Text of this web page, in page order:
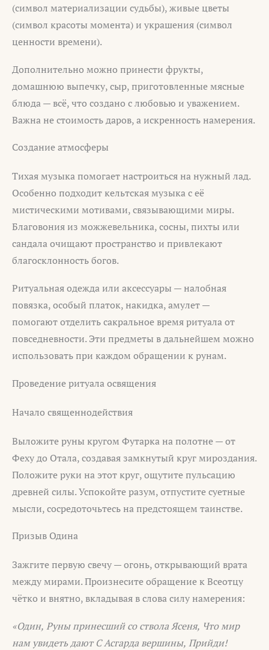
(символ материализации судьбы), живые цветы
(символ красоты момента) и украшения (символ
ценности времени).
Дополнительно можно принести фрукты,
домашнюю выпечку, сыр, приготовленные мясные
блюда — всё, что создано с любовью и уважением.
Важна не стоимость даров, а искренность намерения.
Создание атмосферы
Тихая музыка помогает настроиться на нужный лад.
Особенно подходит кельтская музыка с её
мистическими мотивами, связывающими миры.
Благовония из можжевельника, сосны, пихты или
сандала очищают пространство и привлекают
благосклонность богов.
Ритуальная одежда или аксессуары — налобная
повязка, особый платок, накидка, амулет —
помогают отделить сакральное время ритуала от
повседневности. Эти предметы в дальнейшем можно
использовать при каждом обращении к рунам.
Проведение ритуала освящения
Начало священнодействия
Выложите руны кругом Футарка на полотне — от
Феху до Отала, создавая замкнутый круг мироздания.
Положите руки на этот круг, ощутите пульсацию
древней силы. Успокойте разум, отпустите суетные
мысли, сосредоточьтесь на предстоящем таинстве.
Призыв Одина
Зажгите первую свечу — огонь, открывающий врата
между мирами. Произнесите обращение к Всеотцу
чётко и внятно, вкладывая в слова силу намерения:
«Один, Руны принесший со ствола Ясеня, Что мир
нам увидеть дают С Асгарда вершины, Прийди!